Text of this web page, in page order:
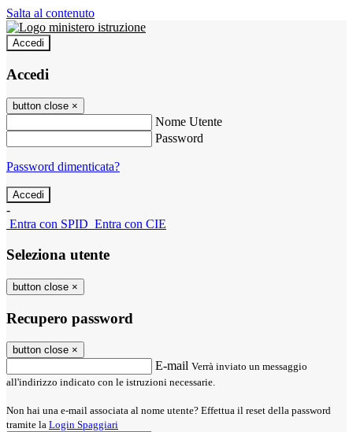
Salta al contenuto
Accedi
Accedi
button close ×
Nome Utente
Password
Password dimenticata?
-
Entra con SPID Entra con CIE
Seleziona utente
button close ×
Recupero password
button close ×
E-mail Verrà inviato un messaggio
all'indirizzo indicato con le istruzioni necessarie.
Non hai una e-mail associata al nome utente? Effettua il reset della password
tramite la Login Spaggiari